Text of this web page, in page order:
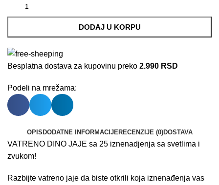
DODAJ U KORPU
Besplatna dostava za kupovinu preko 2.990 RSD
Podeli na mrežama:
OPIS DODATNE INFORMACIJE RECENZIJE (0)DOSTAVA
VATRENO DINO JAJE sa 25 iznenadjenja sa svetlima i
zvukom!
Razbijte vatreno jaje da biste otkrili koja iznenađenja vas